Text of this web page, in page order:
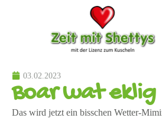
03.02.2023
Boar wat
Das wird jetzt ein bisschen Wetter-